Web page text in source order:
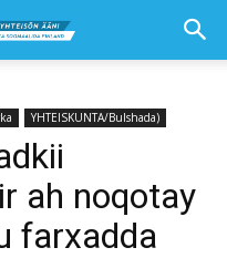
YHTEISKUNTA/Bulshada)
ah noqotay
farxadda